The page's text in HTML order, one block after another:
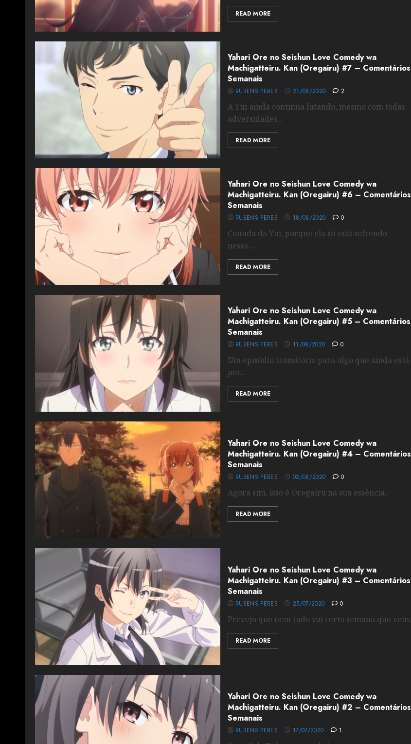
READ MORE
Yahari Ore no Seishun Love Comedy wa
Machigatteiru. Kan (Oregairu) #7 – Comentários
Semanais
RUBENS PERES 21/08/2020 2
A Yui ainda continua lutando, mesmo com todas
adversidades...
READ MORE
Yahari Ore no Seishun Love Comedy wa
Machigatteiru. Kan (Oregairu) #6 – Comentários
Semanais
RUBENS PERES 18/08/2020 0
Coitada da Yui, porque ela só está sofrendo
nessa...
READ MORE
Yahari Ore no Seishun Love Comedy wa
Machigatteiru. Kan (Oregairu) #5 – Comentários
Semanais
RUBENS PERES 11/08/2020 0
Um episódio transitório para algo que ainda está
por...
READ MORE
Yahari Ore no Seishun Love Comedy wa
Machigatteiru. Kan (Oregairu) #4 – Comentários
Semanais
RUBENS PERES 02/08/2020 0
Agora sim, isso é Oregairu na sua essência.
READ MORE
Yahari Ore no Seishun Love Comedy wa
Machigatteiru. Kan (Oregairu) #3 – Comentários
Semanais
RUBENS PERES 25/07/2020 0
Prevejo que nem tudo vai certo semana que vem.
READ MORE
Yahari Ore no Seishun Love Comedy wa
Machigatteiru. Kan (Oregairu) #2 – Comentários
Semanais
RUBENS PERES 17/07/2020 1